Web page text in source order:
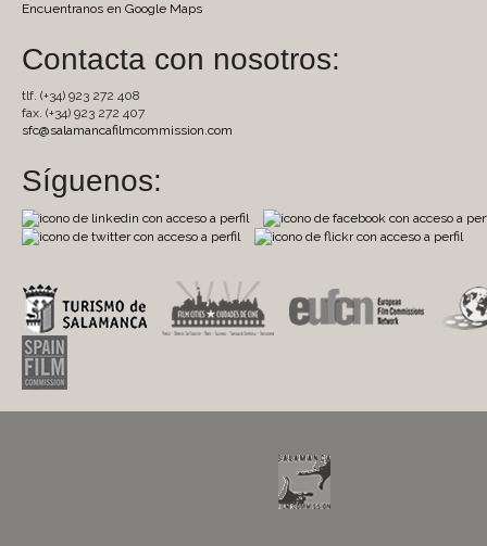
Encuentranos en Google Maps
Contacta con nosotros:
tlf. (+34) 923 272 408
fax. (+34) 923 272 407
sfc@salamancafilmcommission.com
Síguenos: